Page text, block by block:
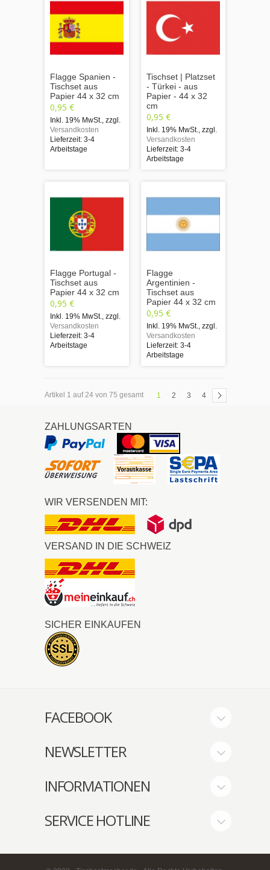
Flagge Spanien -
Tischset aus
Papier 44 x 32 cm
0,95 €
Inkl. 19% MwSt. zzgl.
Versandkosten
Lieferzeit: 3-4
Arbeitstage
Tischset | Platzset
- Türkei - aus
Papier - 44 x 32
cm
0,95 €
Inkl. 19% MwSt. zzgl.
Versandkosten
Lieferzeit: 3-4
Arbeitstage
Flagge Portugal -
Tischset aus
Papier 44 x 32 cm
0,95 €
Inkl. 19% MwSt. zzgl.
Versandkosten
Lieferzeit: 3-4
Arbeitstage
Flagge
Argentinien -
Tischset aus
Papier 44 x 32 cm
0,95 €
Inkl. 19% MwSt. zzgl.
Versandkosten
Lieferzeit: 3-4
Arbeitstage
Artikel 1 auf 24 von 75 gesamt 1 2 3 4
ZAHLUNGSARTEN
WIR VERSENDEN MIT:
VERSAND IN DIE SCHWEIZ
SICHER EINKAUFEN
FACEBOOK
NEWSLETTER
INFORMATIONEN
SERVICE HOTLINE